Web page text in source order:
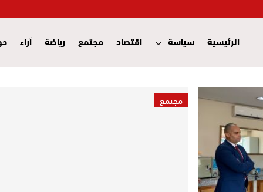
الرئيسية سياسة اقتصاد مجتمع رياضة آراء
مجتمع